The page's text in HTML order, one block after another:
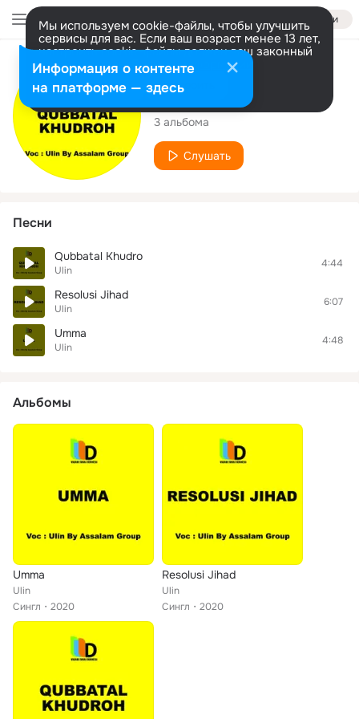
Войти
Мы используем cookie-файлы, чтобы улучшить
сервисы для вас. Если ваш возраст менее 13 лет,
настроить cookie-файлы должен ваш законный
представитель. Больше информации
Разрешить все Настроить
Исполнитель
Ulin
3 альбома
Слушать
Песни
Qubbatal Khudro
Ulin
4:44
Resolusi Jihad
Ulin
6:07
Umma
Ulin
4:48
Альбомы
Umma
Ulin
Сингл
2020
Resolusi Jihad
Ulin
Сингл
2020
Информация о контенте
на платформе — здесь